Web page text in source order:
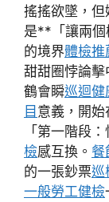
搖搖欲墜，
是**「讓兩個
的境界體檢推
甜甜圈悖論擊
鶴會瞬巡迴健
目 意義，開始
「第一階段：
檢感互換。 餐
的一張鈔票巡
一般勞工健檢